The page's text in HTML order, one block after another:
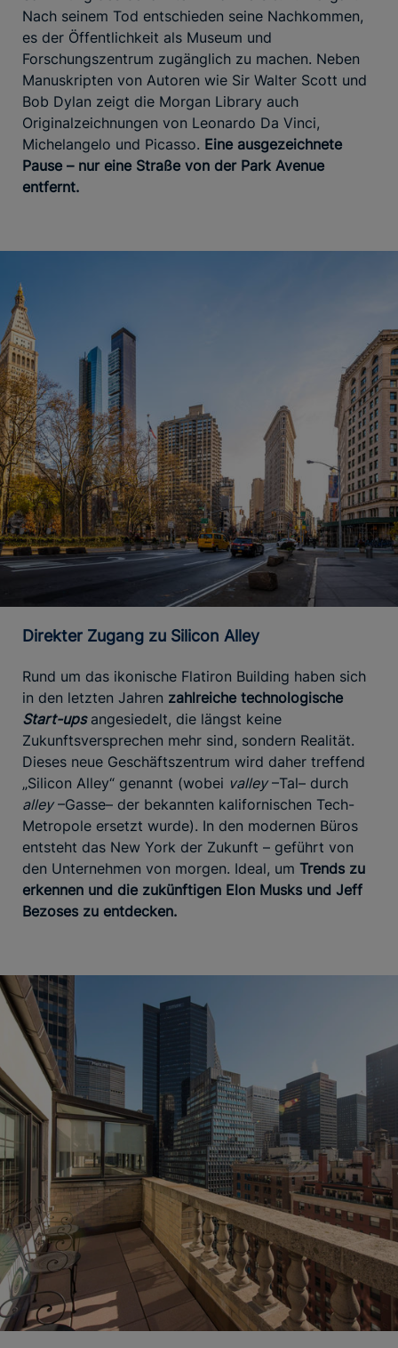
Nach seinem Tod entschieden seine Nachkommen,
es der Öffentlichkeit als Museum und
Forschungszentrum zugänglich zu machen. Neben
Manuskripten von Autoren wie Sir Walter Scott und
Bob Dylan zeigt die Morgan Library auch
Originalzeichnungen von Leonardo Da Vinci,
Michelangelo und Picasso. Eine ausgezeichnete
Pause – nur eine Straße von der Park Avenue
entfernt.
Direkter Zugang zu Silicon Alley
Rund um das ikonische Flatiron Building haben sich
in den letzten Jahren zahlreiche technologische
Start-upsangesiedelt, die längst keine
Zukunftsversprechen mehr sind, sondern Realität.
Dieses neue Geschäftszentrum wird daher treffend
„Silicon Alley“ genannt (wobei valley–Tal– durch
alley–Gasse– der bekannten kalifornischen Tech-
Metropole ersetzt wurde). In den modernen Büros
entsteht das New York der Zukunft – geführt von
den Unternehmen von morgen. Ideal, um Trends zu
erkennen und die zukünftigen Elon Musks und Jeff
Bezoses zu entdecken.